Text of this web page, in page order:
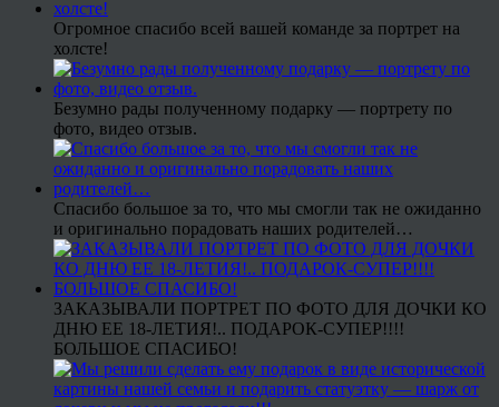
Огромное спасибо всей вашей команде за портрет на
холсте!
Безумно рады полученному подарку — портрету по
фото, видео отзыв.
Спасибо большое за то, что мы смогли так не ожиданно
и оригинально порадовать наших родителей…
ЗАКАЗЫВАЛИ ПОРТРЕТ ПО ФОТО ДЛЯ ДОЧКИ КО
ДНЮ ЕЕ 18-ЛЕТИЯ!.. ПОДАРОК-СУПЕР!!!!
БОЛЬШОЕ СПАСИБО!